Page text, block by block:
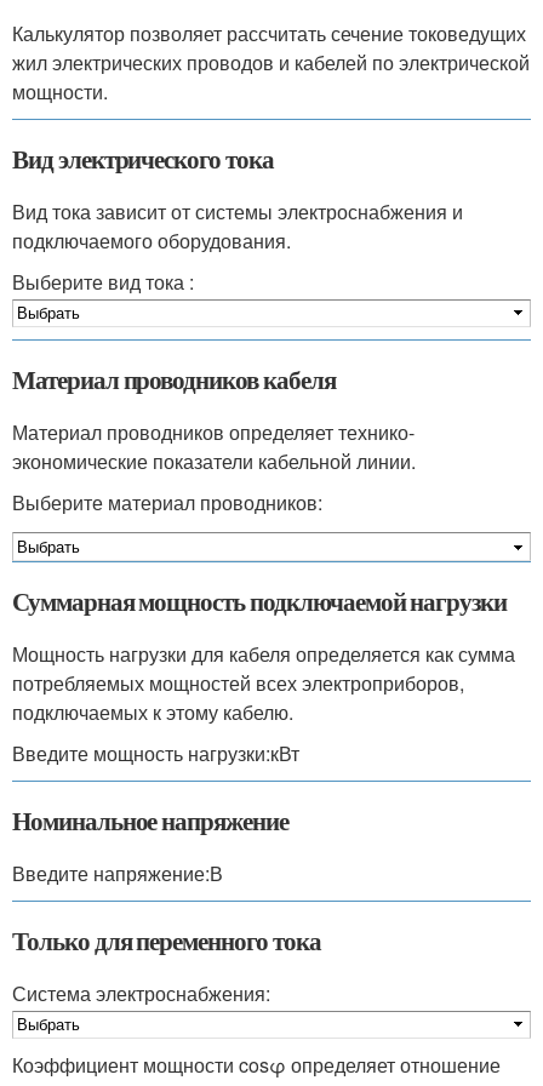
Калькулятор позволяет рассчитать сечение токоведущих
жил электрических проводов и кабелей по электрической
мощности.
Вид электрического тока
Вид тока зависит от системы электроснабжения и
подключаемого оборудования.
Выберите вид тока :
Материал проводников кабеля
Материал проводников определяет технико-
экономические показатели кабельной линии.
Выберите материал проводников:
Суммарная мощность подключаемой нагрузки
Мощность нагрузки для кабеля определяется как сумма
потребляемых мощностей всех электроприборов,
подключаемых к этому кабелю.
Введите мощность нагрузки:кВт
Номинальное напряжение
Введите напряжение:В
Только для переменного тока
Система электроснабжения:
Коэффициент мощности cosφ определяет отношение